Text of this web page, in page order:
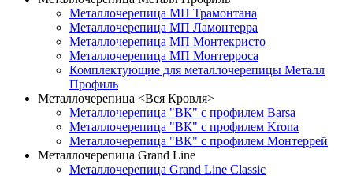
Металлочерепица МП Трамонтана
Металлочерепица МП Ламонтерра
Металлочерепица МП Монтекристо
Металлочерепица МП Монтерроса
Комплектующие для металлочерепицы Металл
Профиль
Металлочерепица <Вся Кровля>
Металлочерепица "ВК" с профилем Barsa
Металлочерепица "ВК" с профилем Krona
Металлочерепица "ВК" с профилем Монтеррей
Металлочерепица Grand Line
Металлочерепица Grand Line Classic